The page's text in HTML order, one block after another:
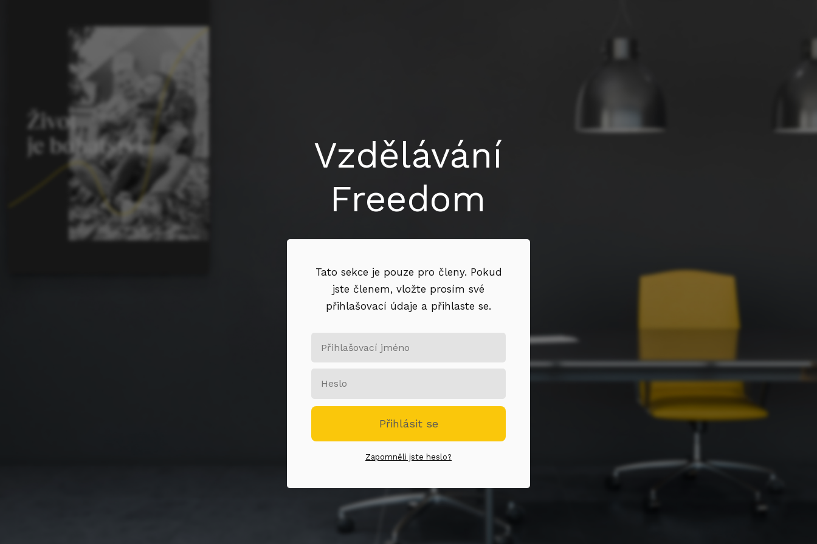
Vzdělávání
Freedom
Tato sekce je pouze pro členy. Pokud
jste členem, vložte prosím své
přihlašovací údaje a přihlaste se.
Přihlásit se
Zapomněli jste heslo?